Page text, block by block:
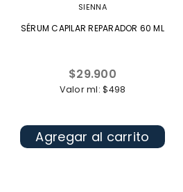
SIENNA
SÉRUM CAPILAR REPARADOR 60 ML
Precio
habitual
$29.900
Valor ml: $498
Agregar al carrito